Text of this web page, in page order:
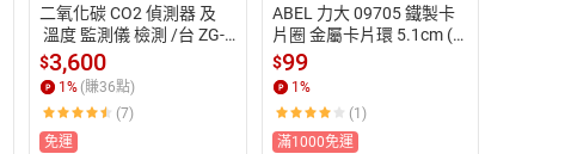
二氧化碳 CO2 偵測器 及
溫度 監測儀 檢測 /台 ZG-1
06【APP滿額下單10%點
數(單一帳號最高1500
點)】8/31止
$3,600
1% (賺36點)
(7)
免運
ABEL 力大 09705 鐵製卡
片圈 金屬卡片環 5.1cm (2
吋) (25入/筒)【APP滿額
下單10%點數(單一帳號最
高1500點)】8/31止
$99
1 %
(1)
滿1000免運